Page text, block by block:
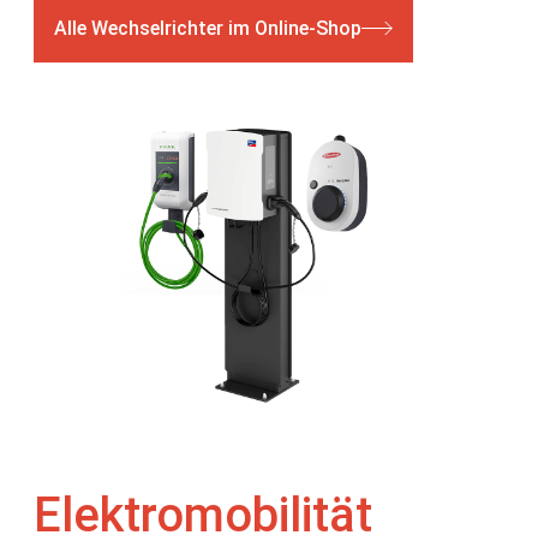
Alle Wechselrichter im Online-Shop
Elektromobilität